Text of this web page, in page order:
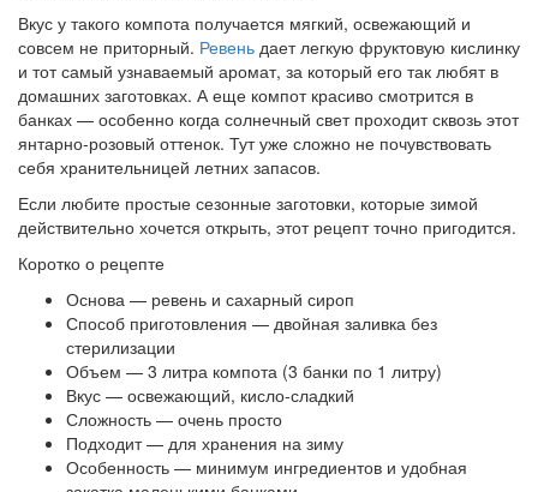
Вкус у такого компота получается мягкий, освежающий и
совсем не приторный. Ревень дает легкую фруктовую кислинку
и тот самый узнаваемый аромат, за который его так любят в
домашних заготовках. А еще компот красиво смотрится в
банках — особенно когда солнечный свет проходит сквозь этот
янтарно-розовый оттенок. Тут уже сложно не почувствовать
себя хранительницей летних запасов.
Если любите простые сезонные заготовки, которые зимой
действительно хочется открыть, этот рецепт точно пригодится.
Коротко о рецепте
Основа — ревень и сахарный сироп
Способ приготовления — двойная заливка без
стерилизации
Объем — 3 литра компота (3 банки по 1 литру)
Вкус — освежающий, кисло-сладкий
Сложность — очень просто
Подходит — для хранения на зиму
Особенность — минимум ингредиентов и удобная